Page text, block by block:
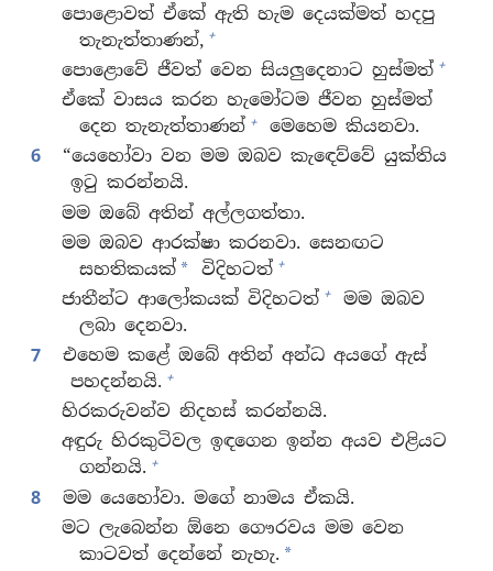
පොළොවත් ඒකේ ඇති හැම දෙයක්මත් හදපු
තැනැත්තාණන්, +
පොළොවේ ජීවත් වෙන සියලුදෙනාට හුස්මත් +
ඒකේ වාසය කරන හැමෝටම ජීවන හුස්මත්
දෙන තැනැත්තාණන් +
මෙහෙම කියනවා.
6
“යෙහෝවා වන මම ඔබව කැඳෙව්වේ යුක්තිය
ඉටු කරන්නයි.
මම ඔබේ අතින් අල්ලගත්තා.
මම ඔබව ආරක්ෂා කරනවා. සෙනඟට
සහතිකයක් * විදිහටත් +
ජාතීන්ට ආලෝකයක් විදිහටත් +
මම ඔබව
ලබා දෙනවා.
7
එහෙම කළේ ඔබේ අතින් අන්ධ අයගේ ඇස්
පහදන්නයි. +
හිරකරුවන්ව නිදහස් කරන්නයි.
අඳුරු හිරකුටිවල ඉඳගෙන ඉන්න අයව එළියට
ගන්නයි. +
8
මම යෙහෝවා. මගේ නාමය ඒකයි.
මට ලැබෙන්න ඕනෙ ගෞරවය මම වෙන
කාටවත් දෙන්නේ නැහැ. *